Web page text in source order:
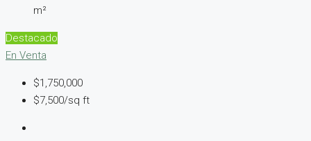
m²
Destacado
En Venta
$1,750,000
$7,500/sq ft